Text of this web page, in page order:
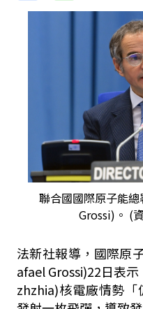
聯合國國際原子能
Grossi)。 (
法新社報導，國際原
afael Grossi)22日表
zhzhia)核電廠情勢